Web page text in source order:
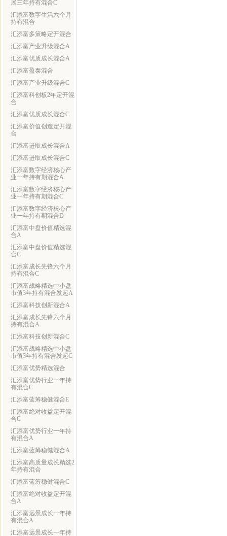
展三年持有混合C
汇添富数字生活六个月
持有混合
汇添富多策略定开混合
汇添富产业升级混合A
汇添富优质成长混合A
汇添富盈泰混合
汇添富产业升级混合C
汇添富科创板2年定开混
合
汇添富优质成长混合C
汇添富价值创造定开混
合
汇添富进取成长混合A
汇添富进取成长混合C
汇添富数字经济核心产
业一年持有期混合A
汇添富数字经济核心产
业一年持有期混合C
汇添富数字经济核心产
业一年持有期混合D
汇添富中盘价值精选混
合A
汇添富中盘价值精选混
合C
汇添富成长先锋六个月
持有混合C
汇添富战略精选中小盘
市值3年持有混合发起A
汇添富科技创新混合A
汇添富成长先锋六个月
持有混合A
汇添富科技创新混合C
汇添富战略精选中小盘
市值3年持有混合发起C
汇添富优势精选混合
汇添富优势行业一年持
有混合C
汇添富蓝筹稳健混合E
汇添富绝对收益定开混
合C
汇添富优势行业一年持
有混合A
汇添富蓝筹稳健混合A
汇添富高质量成长精选2
年持有混合
汇添富蓝筹稳健混合C
汇添富绝对收益定开混
合A
汇添富远景成长一年持
有混合A
汇添富远景成长一年持